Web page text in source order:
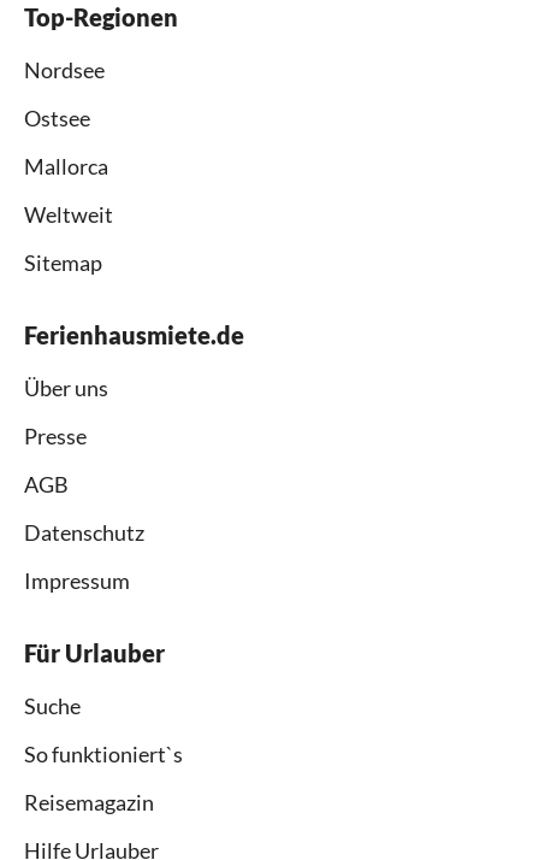
Top-Regionen
Nordsee
Ostsee
Mallorca
Weltweit
Sitemap
Ferienhausmiete.de
Über uns
Presse
AGB
Datenschutz
Impressum
Für Urlauber
Suche
So funktioniert`s
Reisemagazin
Hilfe Urlauber